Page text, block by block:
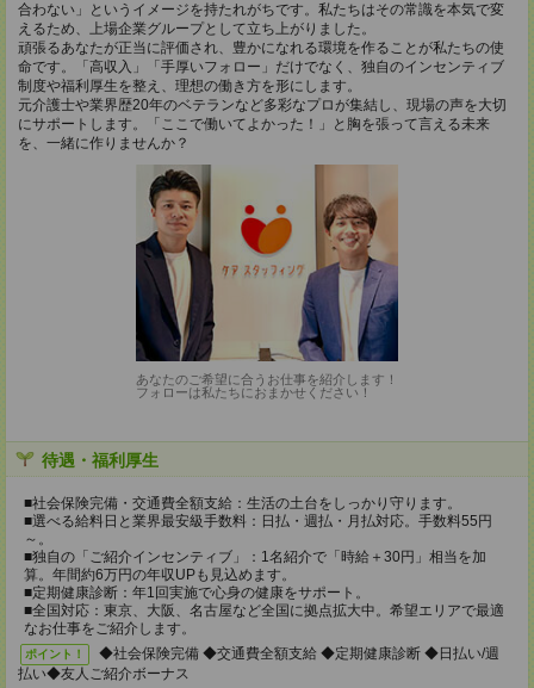
合わない」というイメージを持たれがちです。私たちはその常識を本気で変
えるため、上場企業グループとして立ち上がりました。
頑張るあなたが正当に評価され、豊かになれる環境を作ることが私たちの使
命です。「高収入」「手厚いフォロー」だけでなく、独自のインセンティブ
制度や福利厚生を整え、理想の働き方を形にします。
元介護士や業界歴20年のベテランなど多彩なプロが集結し、現場の声を大切
にサポートします。「ここで働いてよかった！」と胸を張って言える未来
を、一緒に作りませんか？
あなたのご希望に合うお仕事を紹介します！
フォローは私たちにおまかせください！
待遇・福利厚生
■社会保険完備・交通費全額支給：生活の土台をしっかり守ります。
■選べる給料日と業界最安級手数料：日払・週払・月払対応。手数料55円
～。
■独自の「ご紹介インセンティブ」：1名紹介で「時給＋30円」相当を加
算。年間約6万円の年収UPも見込めます。
■定期健康診断：年1回実施で心身の健康をサポート。
■全国対応：東京、大阪、名古屋など全国に拠点拡大中。希望エリアで最適
なお仕事をご紹介します。
ポイント！
◆社会保険完備 ◆交通費全額支給 ◆定期健康診断 ◆日払い/週
払い◆友人ご紹介ボーナス